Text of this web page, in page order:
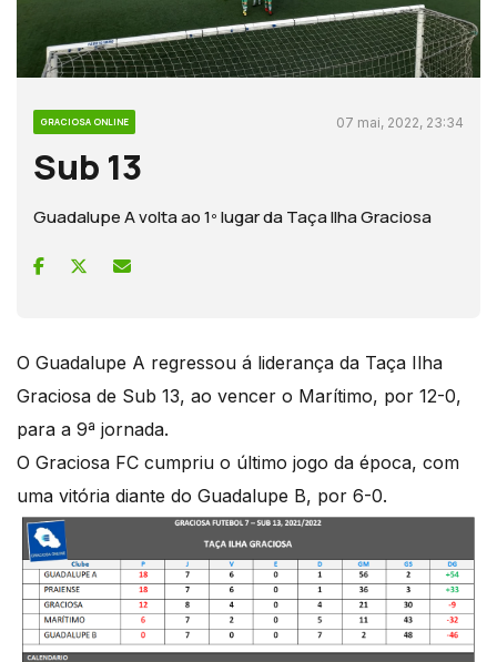
GRACIOSA ONLINE 07 mai, 2022, 23:34
Sub 13
Guadalupe A volta ao 1º lugar da Taça Ilha Graciosa
O Guadalupe A regressou á liderança da Taça Ilha
Graciosa de Sub 13, ao vencer o Marítimo, por 12-0,
para a 9ª jornada.
O Graciosa FC cumpriu o último jogo da época, com
uma vitória diante do Guadalupe B, por 6-0.